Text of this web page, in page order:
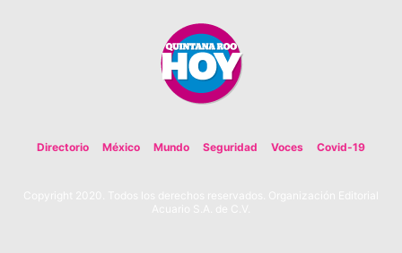
Directorio México Mundo Seguridad Voces Covid-19